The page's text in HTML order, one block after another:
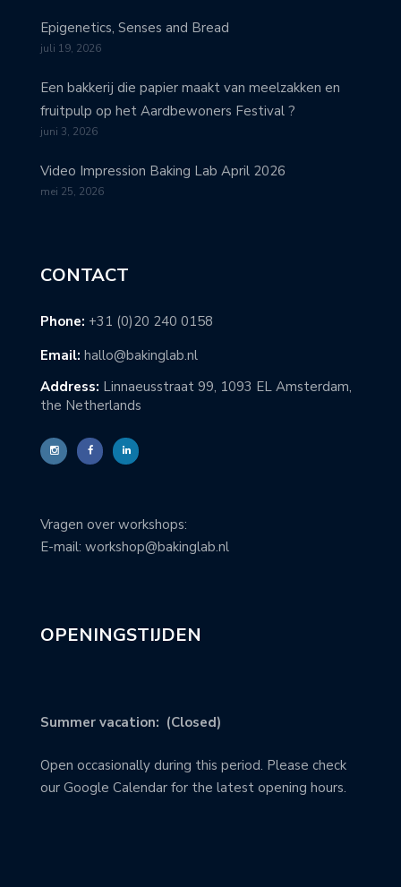
Epigenetics, Senses and Bread
juli 19, 2026
Een bakkerij die papier maakt van meelzakken en
fruitpulp op het Aardbewoners Festival ?
juni 3, 2026
Video Impression Baking Lab April 2026
mei 25, 2026
CONTACT
Phone: +31 (0)20 240 0158
Email: hallo@bakinglab.nl
Address: Linnaeusstraat 99, 1093 EL Amsterdam,
the Netherlands
Vragen over workshops:
E-mail: workshop@bakinglab.nl
OPENINGSTIJDEN
Summer vacation: (Closed)
Open occasionally during this period. Please check
our Google Calendar for the latest opening hours.